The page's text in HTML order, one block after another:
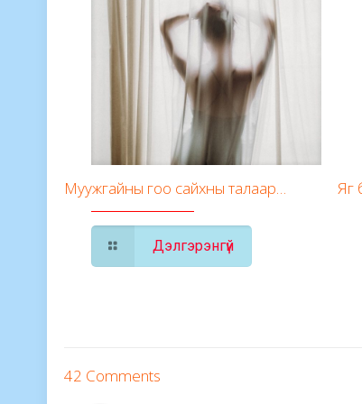
Муужгайны гоо сайхны талаар…
Дэлгэрэнгүй
Яг
42 Comments